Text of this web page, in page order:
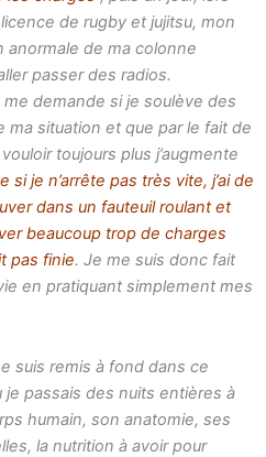
de rugby et jujitsu, mon
de ma colonne
passer des radios.
demande si je soulève des
ma situation et que par le fait de
toujours plus j’augmente
si je n’arrête pas très vite, j’ai de
dans un fauteuil roulant et
beaucoup trop de charges
pas finie. Je me suis donc fait
en pratiquant simplement mes
suis remis à fond dans ce
passais des nuits entières à
humain, son anatomie, ses
la nutrition à avoir pour